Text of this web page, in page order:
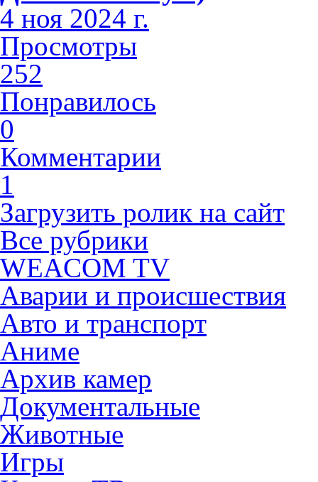
4 ноя 2024 г.
Просмотры
252
Понравилось
0
Комментарии
1
Загрузить ролик на сайт
Все рубрики
WEACOM TV
Аварии и происшествия
Авто и транспорт
Аниме
Архив камер
Документальные
Животные
Игры